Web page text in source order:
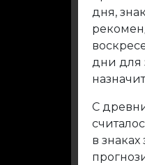
дня,
дни для
С
в